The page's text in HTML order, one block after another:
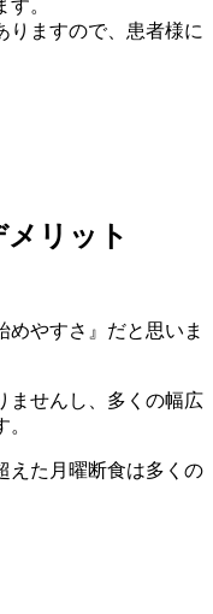
。
りますので、患者様に
リット
めやすさ』だと思いま
ませんし、多くの幅広
えた月曜断食は多くの